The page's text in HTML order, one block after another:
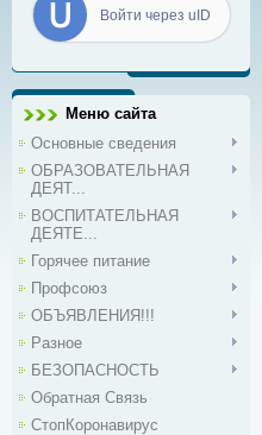
Войти через uID
Меню сайта
Основные сведения
ОБРАЗОВАТЕЛЬНАЯ
ДЕЯТ...
ВОСПИТАТЕЛЬНАЯ
ДЕЯТЕ...
Горячее питание
Профсоюз
ОБЪЯВЛЕНИЯ!!!
Разное
БЕЗОПАСНОСТЬ
Обратная Связь
СтопКоронавирус